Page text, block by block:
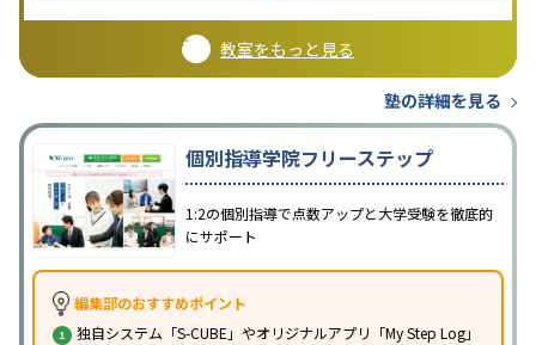
教室をもっと見る
塾の詳細を見る
個別指導学院フリーステップ
1:2の個別指導で点数アップと大学受験を徹底的
にサポート
編集部のおすすめポイント
独自システム「S-CUBE」やオリジナルアプリ「My Step Log」